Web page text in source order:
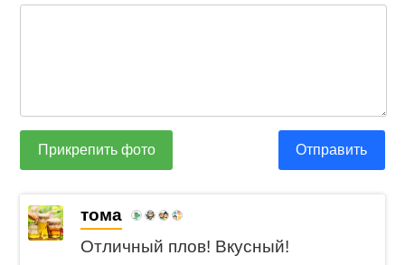
Прикрепить фото Отправить
тома
Отличный плов! Вкусный!